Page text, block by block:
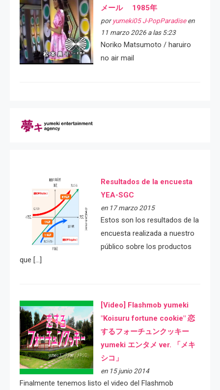
メール 1985年
por yumeki05 J-PopParadiseen
11 marzo 2026 a las 5:23
Noriko Matsumoto / haruiro
no air mail
Resultados de la encuesta
YEA-SGC
en 17 marzo 2015
Estos son los resultados de la
encuesta realizada a nuestro
público sobre los productos
que […]
[Video] Flashmob yumeki
"Koisuru fortune cookie" 恋
するフォーチュンクッキー
yumeki エンタメ ver. 「メキ
シコ」
en 15 junio 2014
Finalmente tenemos listo el video del Flashmob